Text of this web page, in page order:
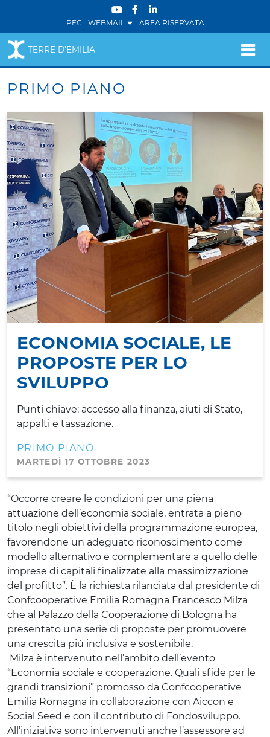
PEC WEBMAIL AREA RISERVATA
TERRE D'EMILIA
PRIMO PIANO
ECONOMIA SOCIALE, LE
PROPOSTE PER LO
SVILUPPO
Punti chiave: accesso alla finanza, aiuti di Stato,
appalti e tassazione.
PRIMO PIANO
MARTEDÌ 17 OTTOBRE 2023
“Occorre creare le condizioni per una piena
attuazione dell’economia sociale, entrata a pieno
titolo negli obiettivi della programmazione europea,
favorendone un adeguato riconoscimento come
modello alternativo e complementare a quello delle
imprese di capitali finalizzate alla massimizzazione
del profitto”. È la richiesta rilanciata dal presidente di
Confcooperative Emilia Romagna Francesco Milza
che al Palazzo della Cooperazione di Bologna ha
presentato una serie di proposte per promuovere
una crescita più inclusiva e sostenibile.
Milza è intervenuto nell’ambito dell’evento
“Economia sociale e cooperazione. Quali sfide per le
grandi transizioni” promosso da Confcooperative
Emilia Romagna in collaborazione con Aiccon e
Social Seed e con il contributo di Fondosviluppo.
All’iniziativa sono intervenuti anche l’assessore ad